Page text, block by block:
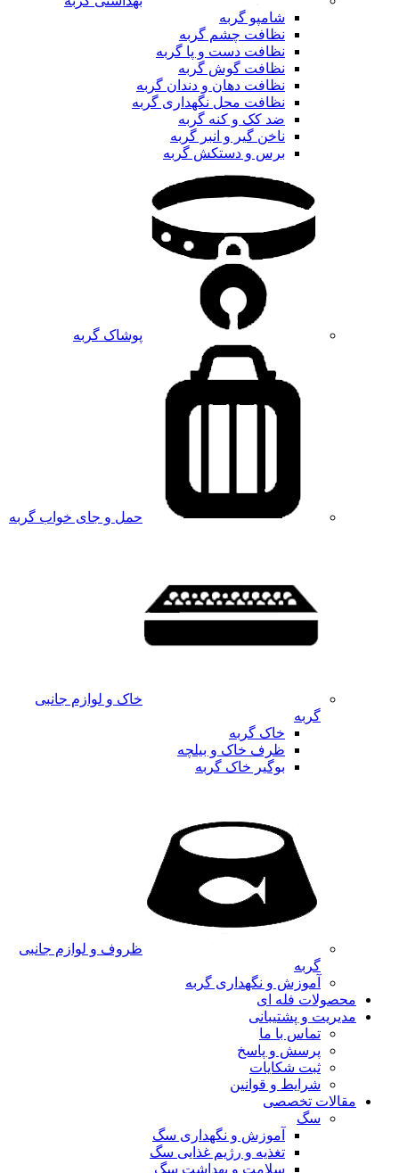
شامپو گربه
نظافت چشم گربه
نظافت دست و پا گربه
نظافت گوش گربه
نظافت دهان و دندان گربه
نظافت محل نگهداری گربه
ضد کک و کنه گربه
ناخن گیر و انبر گربه
برس و دستکش گربه
پوشاک گربه
حمل و جای خواب گربه
خاک و لوازم جانبی
گربه
خاک گربه
ظرف خاک و بیلچه
بوگیر خاک گربه
ظروف و لوازم جانبی
گربه
آموزش و نگهداری گربه
محصولات فله ای
مدیریت و پشتیبانی
تماس با ما
پرسش و پاسخ
ثبت شکایات
شرایط و قوانین
مقالات تخصصی
سگ
آموزش و نگهداری سگ
تغذیه و رژیم غذایی سگ
سلامت و بهداشت سگ